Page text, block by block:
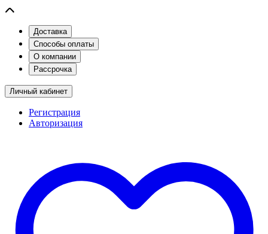
Доставка
Способы оплаты
О компании
Рассрочка
Личный кабинет
Регистрация
Авторизация